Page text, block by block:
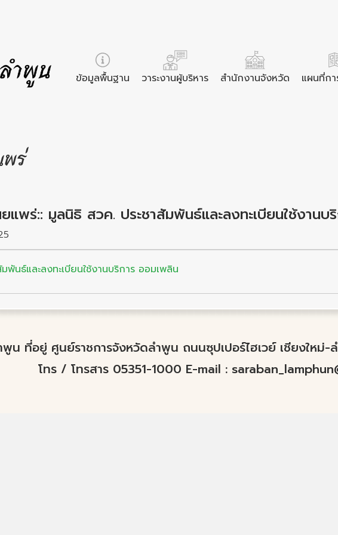
ข้อมูลพื้นฐาน วาระงานผู้บริหาร สำนักงานจังหวัด แผนที่ก
พร่
แพร่:: มูลนิธิ สวค. ประชาสัมพันธ์และลงทะเบียนใช้งานบ
พันธ์และลงทะเบียนใช้งานบริการ ออมเพลิน
น ที่อยู่ ศูนย์ราชการจังหวัดลำพูน ถนนซุปเปอร์ไฮเวย์ เชียงใหม่-
โทร / โทรสาร 05351-1000 E-mail :